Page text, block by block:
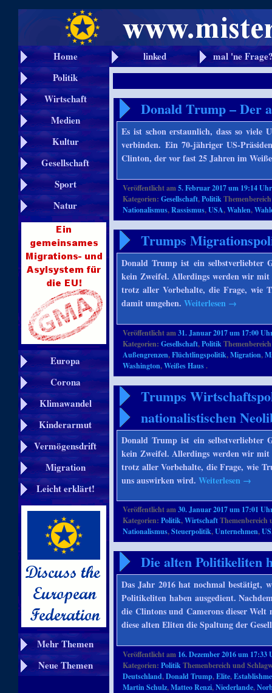
Home linked
mal 'ne
Politik
Wirtschaft
Medien
Kultur
Gesellschaft
Sport
Natur
Europa
Corona
Klimawandel
Kinderarmut
Vermögensdrift
Migration
Leicht erklärt!
Mehr Themen
Neue Themen
Donald Trump – Der
Es ist schon erstaunlich, dass so
verbinden. Ein 70-jähriger US-
Clinton, der vor fast 25 Jahren im
Veröffentlicht am5. Februar 2017 um 19:14 Uhr
Kategorien:Gesellschaft,Politik
Nationalismus,Rassismus,USA,Wahlen,
Trumps
Donald Trump ist ein selbstverliebter
kein Zweifel. Allerdings werden wir mit
trotz aller Vorbehalte, die Frage, wie
damit umgehen.Weiterlesen →
Veröffentlicht am31. Januar 2017 um 17:00
Kategorien:Gesellschaft,Politik
Außengrenzen,Flüchtlingspolitik,Migration,
Washington,Weißes Haus.
Trumps
nationalistischen
Donald Trump ist ein selbstverliebter
kein Zweifel. Allerdings werden wir mit
trotz aller Vorbehalte, die Frage, wie
uns auswirken wird.Weiterlesen →
Veröffentlicht am30. Januar 2017 um 17:01
Kategorien:Politik,Wirtschaft
Nationalismus,Steuerpolitik,Unternehmen,
Die alten Politikeliten
Das Jahr 2016 hat nochmal bestätigt,
Politikeliten haben ausgedient.
die Clintons und Camerons dieser
diese alten Eliten die Spaltung der
Veröffentlicht am 16. Dezember 2016 um 17:33
Kategorien:PolitikThemenbereich und
Deutschland,Donald Trump,Elite,
Martin Schulz,Matteo Renzi,Niederlande,